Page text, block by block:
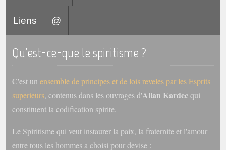
Liens @
Qu'est-ce-que le spiritisme ?
C'est un ensemble de principes et de lois reveles par les Esprits
superieurs, contenus dans les ouvrages d'Allan Kardecqui
constituent la codification spirite.
Le Spiritisme qui veut instaurer la paix, la fraternite et l'amour
entre tous les hommes a choisi pour devise :